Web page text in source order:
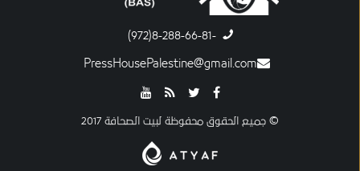
-8-288-66-81(972)
PressHousePalestine@gmail.com
© جميع الحقوق محفوظة لبيت الصحافة 2017